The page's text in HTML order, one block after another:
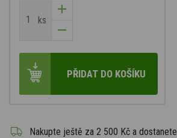
ks
PŘIDAT DO KOŠÍKU
Nakupte ještě za 2 500 Kč a dostanete